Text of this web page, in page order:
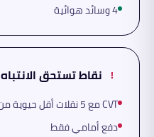
4 وسائد هوائية
! نقاط تستحق الانتباه
CVT مع 5 نقلات أقل حيوية من DCT
دفع أمامي فقط